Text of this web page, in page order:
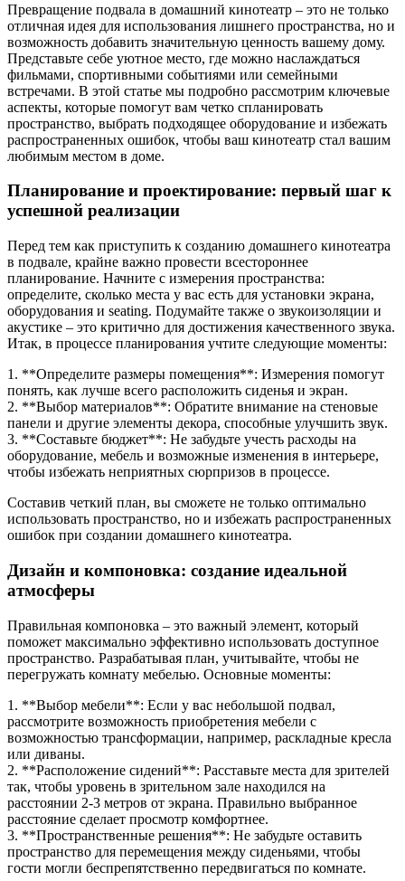
Превращение подвала в домашний кинотеатр – это не только
отличная идея для использования лишнего пространства, но и
возможность добавить значительную ценность вашему дому.
Представьте себе уютное место, где можно наслаждаться
фильмами, спортивными событиями или семейными
встречами. В этой статье мы подробно рассмотрим ключевые
аспекты, которые помогут вам четко спланировать
пространство, выбрать подходящее оборудование и избежать
распространенных ошибок, чтобы ваш кинотеатр стал вашим
любимым местом в доме.
Планирование и проектирование: первый шаг к
успешной реализации
Перед тем как приступить к созданию домашнего кинотеатра
в подвале, крайне важно провести всестороннее
планирование. Начните с измерения пространства:
определите, сколько места у вас есть для установки экрана,
оборудования и seating. Подумайте также о звукоизоляции и
акустике – это критично для достижения качественного звука.
Итак, в процессе планирования учтите следующие моменты:
1. **Определите размеры помещения**: Измерения помогут
понять, как лучше всего расположить сиденья и экран.
2. **Выбор материалов**: Обратите внимание на стеновые
панели и другие элементы декора, способные улучшить звук.
3. **Составьте бюджет**: Не забудьте учесть расходы на
оборудование, мебель и возможные изменения в интерьере,
чтобы избежать неприятных сюрпризов в процессе.
Составив четкий план, вы сможете не только оптимально
использовать пространство, но и избежать распространенных
ошибок при создании домашнего кинотеатра.
Дизайн и компоновка: создание идеальной
атмосферы
Правильная компоновка – это важный элемент, который
поможет максимально эффективно использовать доступное
пространство. Разрабатывая план, учитывайте, чтобы не
перегружать комнату мебелью. Основные моменты:
1. **Выбор мебели**: Если у вас небольшой подвал,
рассмотрите возможность приобретения мебели с
возможностью трансформации, например, раскладные кресла
или диваны.
2. **Расположение сидений**: Расставьте места для зрителей
так, чтобы уровень в зрительном зале находился на
расстоянии 2-3 метров от экрана. Правильно выбранное
расстояние сделает просмотр комфортнее.
3. **Пространственные решения**: Не забудьте оставить
пространство для перемещения между сиденьями, чтобы
гости могли беспрепятственно передвигаться по комнате.